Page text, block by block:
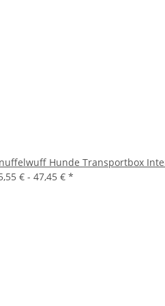
Hunde Transportbox
€ - 47,45 € *